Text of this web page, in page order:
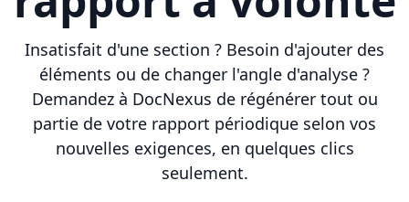
Insatisfait d'une section ? Besoin d'ajouter des
éléments ou de changer l'angle d'analyse ?
Demandez à DocNexus de régénérer tout ou
partie de votre rapport périodique selon vos
nouvelles exigences, en quelques clics
seulement.